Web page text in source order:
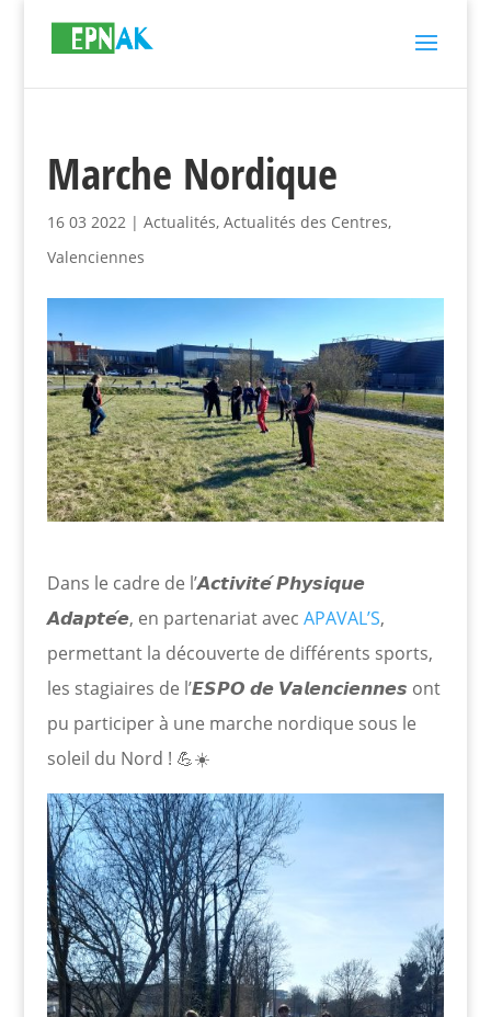
Marche Nordique
16 03 2022| Actualités, Actualités des Centres,
Valenciennes
Dans le cadre de l’𝘼𝙘𝙩𝙞𝙫𝙞𝙩𝙚́ 𝙋𝙝𝙮𝙨𝙞𝙦𝙪𝙚
𝘼𝙙𝙖𝙥𝙩𝙚́𝙚, en partenariat avec APAVAL’S,
permettant la découverte de différents sports,
les stagiaires de l’𝙀𝙎𝙋𝙊 𝙙𝙚 𝙑𝙖𝙡𝙚𝙣𝙘𝙞𝙚𝙣𝙣𝙚𝙨 ont
pu participer à une marche nordique sous le
soleil du Nord ! 💪☀️